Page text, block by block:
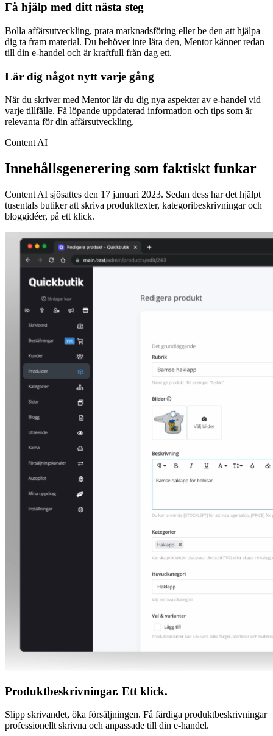
Få hjälp med ditt nästa steg
Bolla affärsutveckling, prata marknadsföring eller be den att hjälpa
dig ta fram material. Du behöver inte lära den, Mentor känner redan
till din e-handel och är kraftfull från dag ett.
Lär dig något nytt varje gång
När du skriver med Mentor lär du dig nya aspekter av e-handel vid
varje tillfälle. Få löpande uppdaterad information och tips som är
relevanta för din affärsutveckling.
Content AI
Innehållsgenerering som faktiskt funkar
Content AI sjösattes den 17 januari 2023. Sedan dess har det hjälpt
tusentals butiker att skriva produkttexter, kategoribeskrivningar och
bloggidéer, på ett klick.
Produktbeskrivningar. Ett klick.
Slipp skrivandet, öka försäljningen. Få färdiga produktbeskrivningar
professionellt skrivna och anpassade till din e-handel.